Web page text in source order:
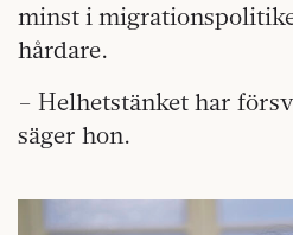
minst i
hårdare.
– Helhetstänket har
säger hon.